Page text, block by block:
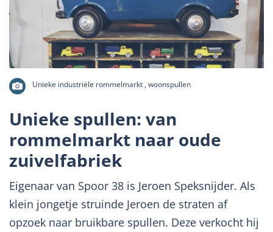
Unieke industriële rommelmarkt , woonspullen
Unieke spullen: van
rommelmarkt naar oude
zuivelfabriek
Eigenaar van Spoor 38 is Jeroen Speksnijder. Als
klein jongetje struinde Jeroen de straten af
opzoek naar bruikbare spullen. Deze verkocht hij